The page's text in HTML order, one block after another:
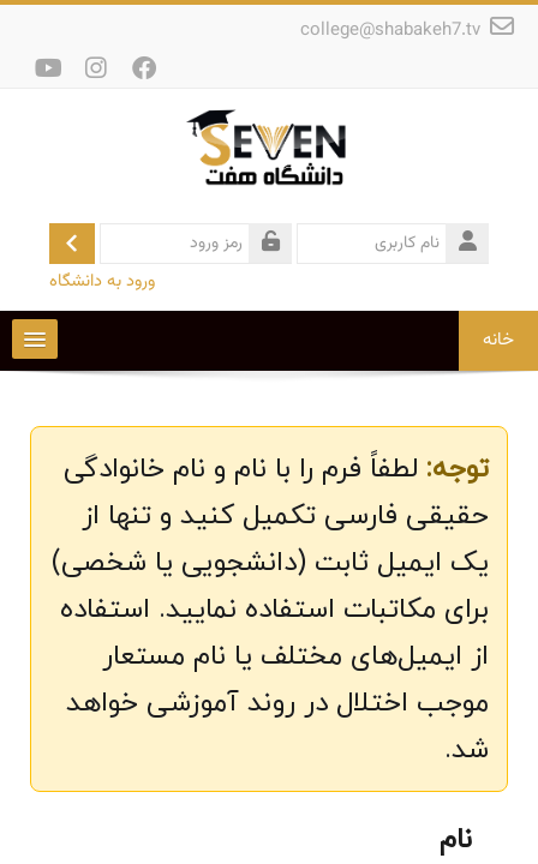
پرش به محتوای اصلی
college@shabakeh7.tv
نام
کاربری
ورود
ورود به دانشگاه
خانه
شهریه
دروس تجهیز
سوالات و پاسخ های متداول
وبلاگ